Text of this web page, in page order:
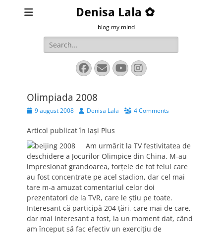
Denisa Lala ✿
blog my mind
Search
for:
Facebook
EmailYouTube
Instagram
Olimpiada 2008
Posted9 august 2008 AuthorDenisa Lala 4 Comments
Articol publicat în Iaşi Plus
Am urmărit la TV festivitatea de
deschidere a Jocurilor Olimpice din China. M-au
impresionat grandoarea, forţele de tot felul care
au fost concentrate pe acel stadion, dar cel mai
tare m-a amuzat comentariul celor doi
prezentatori de la TVR, care le ştiu pe toate.
Interesant că participă 204 ţări, care mai de care,
dar mai interesant a fost, la un moment dat, când
am început să fac efectiv un exerciţiu de